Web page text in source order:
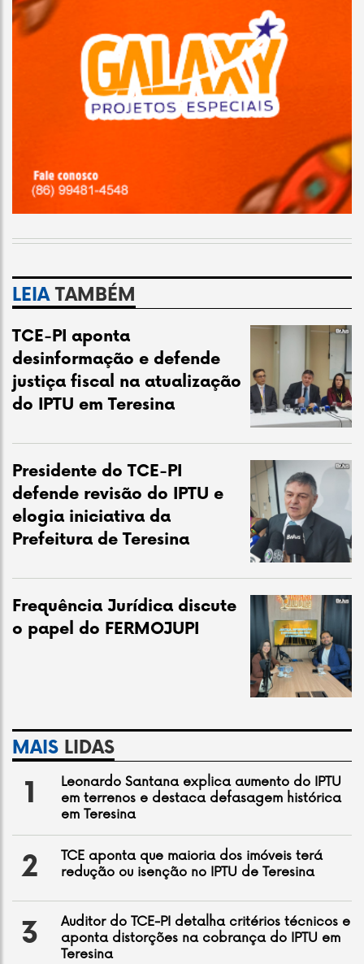
LEIATAMBÉM
TCE-PI aponta
desinformação e defende
justiça fiscal na atualização
do IPTU em Teresina
Presidente do TCE-PI
defende revisão do IPTU e
elogia iniciativa da
Prefeitura de Teresina
Frequência Jurídica discute
o papel do FERMOJUPI
MAIS LIDAS
1
Leonardo Santana explica aumento do IPTU
em terrenos e destaca defasagem histórica
em Teresina
2
TCE aponta que maioria dos imóveis terá
redução ou isenção no IPTU de Teresina
3
Auditor do TCE-PI detalha critérios técnicos e
aponta distorções na cobrança do IPTU em
Teresina